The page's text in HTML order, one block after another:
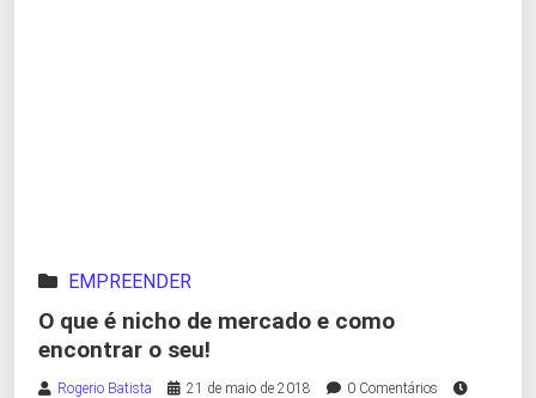
EMPREENDER
O que é nicho de mercado e como
encontrar o seu!
Rogerio Batista 21 de maio de 2018
0 Comentários